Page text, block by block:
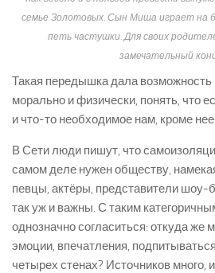
семье Золотовых. Сын Миша играет на
петь частушки. Для своих
замечательный
Такая передышка дала возможность
морально и физически, понять, что
и что-­то необходимое нам, кроме нее.
В Сети люди пишут, что
самом деле нужен обществу,
певцы, актёры, представители шоу­-
так уж и важны. С таким
однозначно согласиться: откуда же
эмоции, впечатления,
четырех стенах? Источников много,